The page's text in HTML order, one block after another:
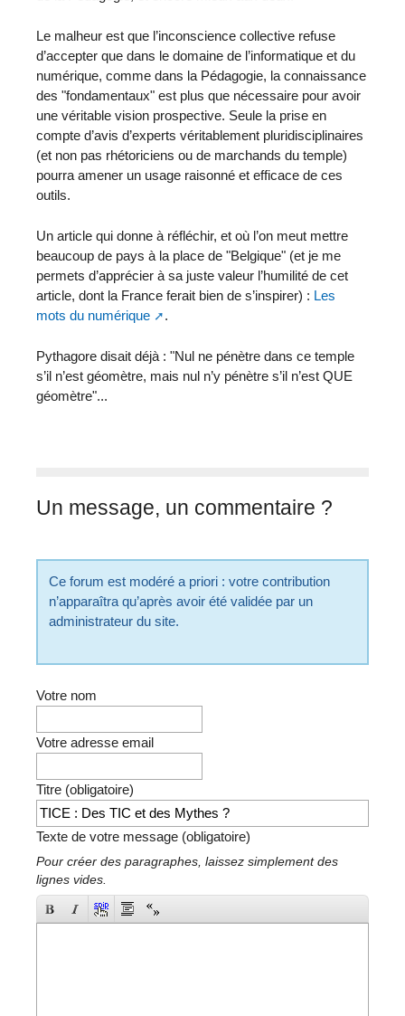
Le malheur est que l’inconscience collective refuse
d’accepter que dans le domaine de l’informatique et du
numérique, comme dans la Pédagogie, la connaissance
des "fondamentaux" est plus que nécessaire pour avoir
une véritable vision prospective. Seule la prise en
compte d’avis d’experts véritablement pluridisciplinaires
(et non pas rhétoriciens ou de marchands du temple)
pourra amener un usage raisonné et efficace de ces
outils.
Un article qui donne à réfléchir, et où l’on meut mettre
beaucoup de pays à la place de "Belgique" (et je me
permets d’apprécier à sa juste valeur l’humilité de cet
article, dont la France ferait bien de s’inspirer) : Les
mots du numérique
.
Pythagore disait déjà : "Nul ne pénètre dans ce temple
s’il n’est géomètre, mais nul n’y pénètre s’il n’est QUE
géomètre"...
Un message, un commentaire ?
Ce forum est modéré a priori : votre contribution
n’apparaîtra qu’après avoir été validée par un
administrateur du site.
Votre nom
Votre adresse email
Titre (obligatoire)
Texte de votre message (obligatoire)
Pour créer des paragraphes, laissez simplement des
lignes vides.